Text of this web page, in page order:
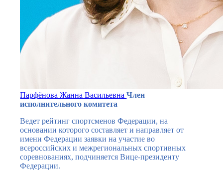
Парфёнова Жанна ВасильевнаЧлен
исполнительного комитета
Ведет рейтинг спортсменов Федерации, на
основании которого составляет и направляет от
имени Федерации заявки на участие во
всероссийских и межрегиональных спортивных
соревнованиях, подчиняется Вице-президенту
Федерации.